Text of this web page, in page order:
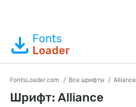
Fonts
Loader
FontsLoader.com Все шрифты Alliance
Шрифт: Alliance